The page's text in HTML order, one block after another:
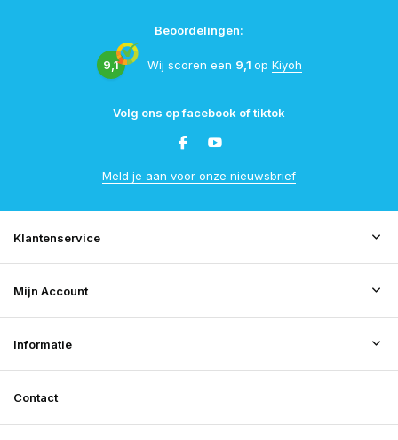
Beoordelingen:
9,1 Wij scoren een 9,1 op Kiyoh
Volg ons op facebook of tiktok
Meld je aan voor onze nieuwsbrief
Klantenservice
Mijn Account
Informatie
Contact